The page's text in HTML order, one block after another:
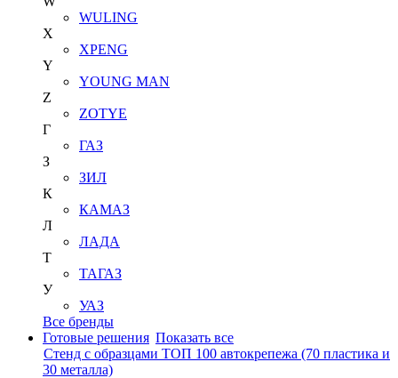
WULING
X
XPENG
Y
YOUNG MAN
Z
ZOTYE
Г
ГАЗ
З
ЗИЛ
К
КАМАЗ
Л
ЛАДА
Т
ТАГАЗ
У
УАЗ
Все бренды
Готовые решения Показать все
Стенд с образцами ТОП 100 автокрепежа (70 пластика и
30 металла)